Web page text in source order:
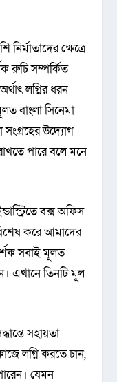
ক্ষেত্রে
রুচি সম্পর্কিত
লগ্নির ধরন
বাংলা সিনেমা
সংগ্রহের উদ্যোগ
পারে বলে মনে
বক্স অফিস
করে আমাদের
সবাই মূলত
এখানে তিনটি মূল
সহায়তা
লগ্নি করতে চান,
যেমন